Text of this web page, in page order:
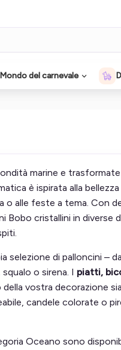
Mondo del carnevale
marine e
è ispirata alla
o alle feste a tema. Con
Bobo cristallini in
di palloncini –
o sirena. I piatti,
della vostra decorazione
candele colorate o
Oceano sono